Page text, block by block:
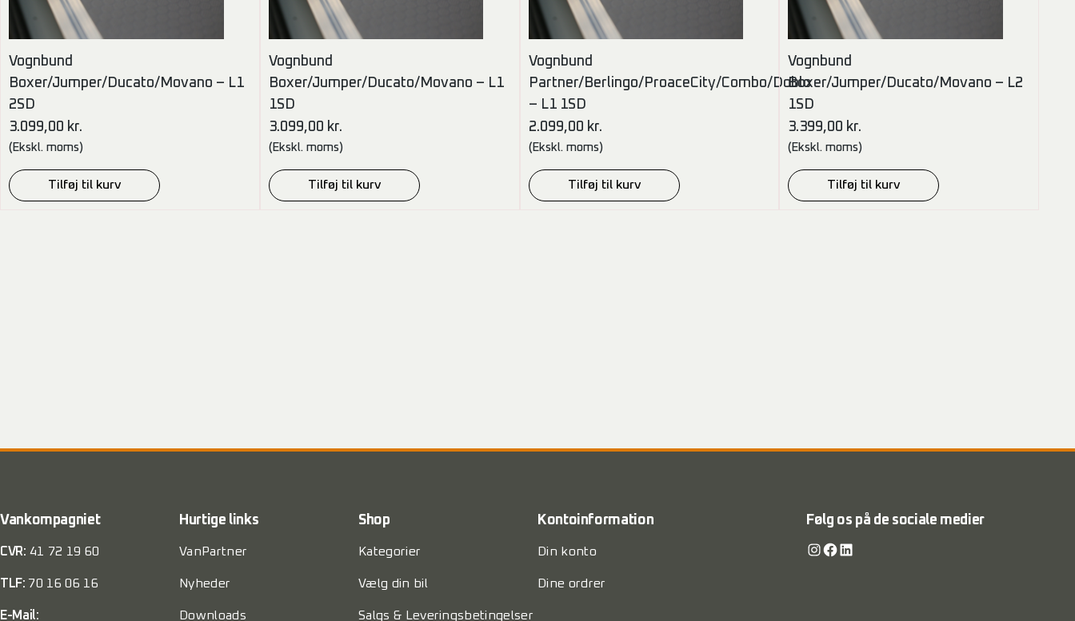
Vognbund
Boxer/Jumper/Ducato/Movano – L1
2SD
3.099,00 kr.
(Ekskl. moms)
Tilføj til kurv
Vognbund
Boxer/Jumper/Ducato/Movano – L1
1SD
3.099,00 kr.
(Ekskl. moms)
Tilføj til kurv
Vognbund
Partner/Berlingo/ProaceCity/Combo/Doblo
– L1 1SD
2.099,00 kr.
(Ekskl. moms)
Tilføj til kurv
Vognbund
Boxer/Jumper/Ducato/Movano – L2
1SD
3.399,00 kr.
(Ekskl. moms)
Tilføj til kurv
Vankompagniet
CVR: 41 72 19 60
TLF: 70 16 06 16
E-Mail:
Hurtige links
VanPartner
Nyheder
Downloads
Shop
Kategorier
Vælg din bil
Salgs & Leveringsbetingelser
Kontoinformation
Din konto
Dine ordrer
Følg os på de sociale medier
Instagram Facebook LinkedIn